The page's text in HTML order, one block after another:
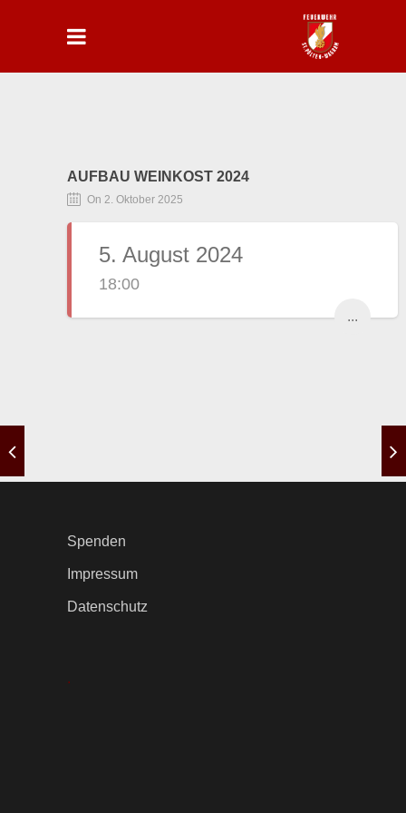
AUFBAU WEINKOST 2024
On 2. Oktober 2025
5. August 2024
18:00
...
Spenden
Impressum
Datenschutz
.